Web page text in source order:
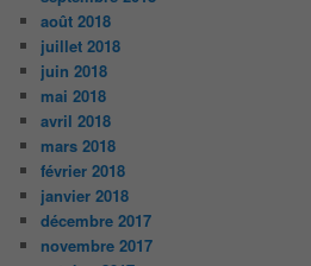
août 2018
juillet 2018
juin 2018
mai 2018
avril 2018
mars 2018
février 2018
janvier 2018
décembre 2017
novembre 2017